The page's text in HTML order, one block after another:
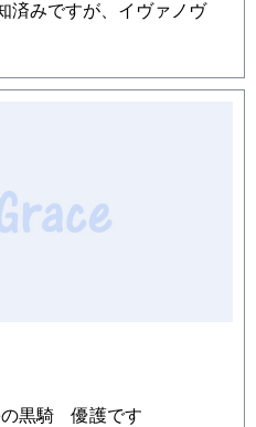
済みですが、イヴァノヴ
の黒騎 優護です